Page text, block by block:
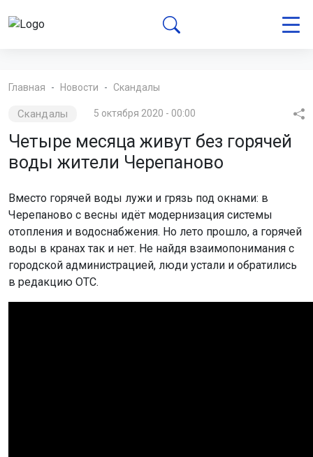
Главная Новости Скандалы
Скандалы 5 октября 2020 - 00:00
Четыре месяца живут без горячей
воды жители Черепаново
Вместо горячей воды лужи и грязь под окнами: в
Черепаново с весны идёт модернизация системы
отопления и водоснабжения. Но лето прошло, а горячей
воды в кранах так и нет. Не найдя взаимопонимания с
городской администрацией, люди устали и обратились
в редакцию ОТС.